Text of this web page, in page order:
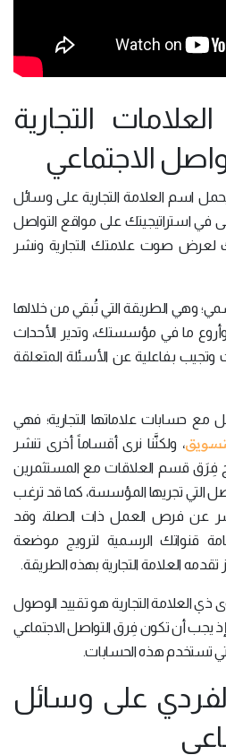
التجارية
الاجتماعي
اسم العلامة التجارية على وسائل
في استراتيجيتك على مواقع التواصل
لعرض صوت علامتك التجارية ونشر
وهي الطريقة التي تُبقي من خلالها
ما في مؤسستك، وتدير الأحداث
وتجيب بفاعلية عن الأسئلة المتعلقة
حسابات علاماتها التجارية؛ فهي
، ولكنَّنا نرى أقساماً أخرى تنشر
فِرَق قسم العلاقات مع المستثمرين
التي تجريها المؤسسة، كما قد ترغب
عن فرص العمل ذات الصلة، وقد
قنواتك الرسمية لترويج موضعة
العلامة التجارية بهذه الطريقة.
ذي العلامة التجارية هو تقييد الوصول
إذ يجب أن تكون فِرق التواصل الاجتماعي
تستخدم هذه الحسابات.
الفردي على وسائل